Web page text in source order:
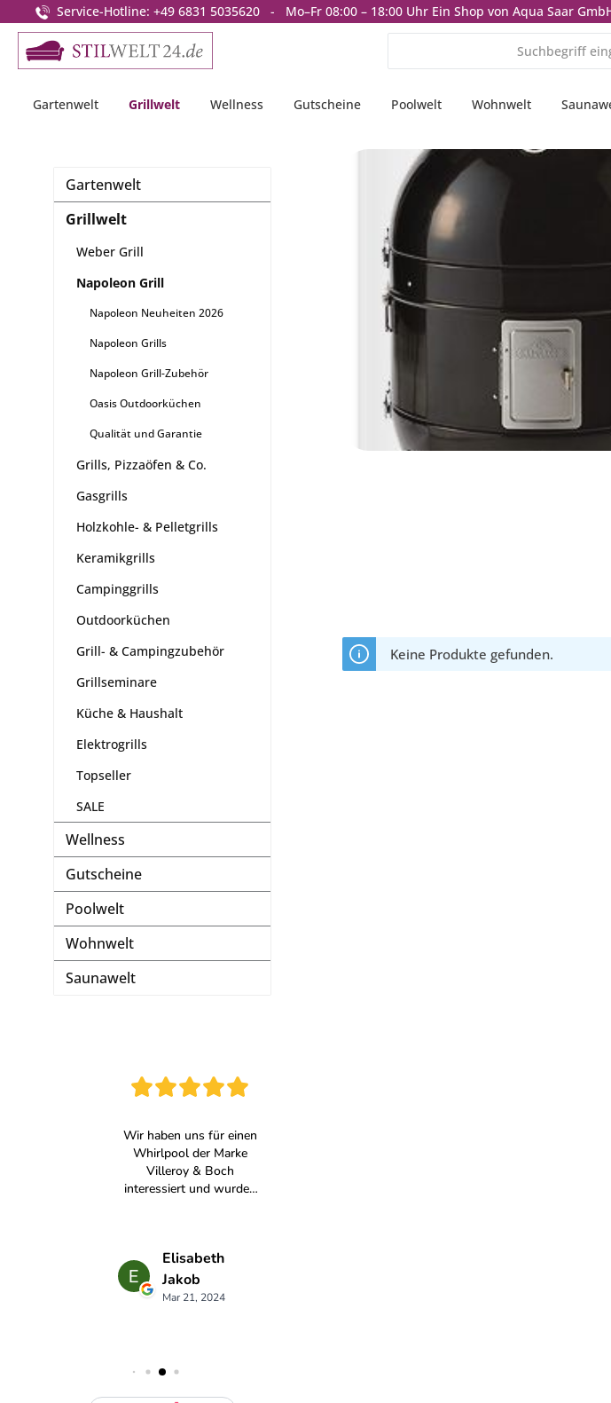
Zur Hauptnavigation springen
Service-Hotline: +49 6831 5035620 - Mo–Fr 08:00 – 18:00 Uhr Ein Shop von Aqua Saar
Gartenwelt Grillwelt Wellness Gutscheine Poolwelt Wohnwelt
Gartenwelt
Grillwelt
Weber Grill
Napoleon Grill
Napoleon Neuheiten 2026
Napoleon Grills
Napoleon Grill-Zubehör
Oasis Outdoorküchen
Qualität und Garantie
Grills, Pizzaöfen & Co.
Gasgrills
Holzkohle- & Pelletgrills
Keramikgrills
Campinggrills
Outdoorküchen
Grill- & Campingzubehör
Grillseminare
Küche & Haushalt
Elektrogrills
Topseller
SALE
Wellness
Gutscheine
Poolwelt
Wohnwelt
Saunawelt
Keine Produkte gefunden.